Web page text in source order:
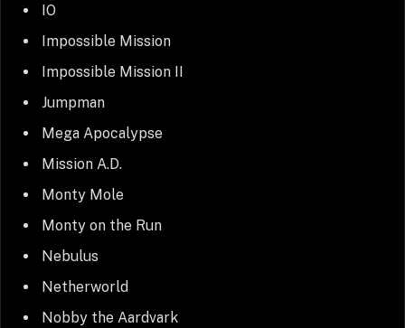
IO
Impossible Mission
Impossible Mission II
Jumpman
Mega Apocalypse
Mission A.D.
Monty Mole
Monty on the Run
Nebulus
Netherworld
Nobby the Aardvark